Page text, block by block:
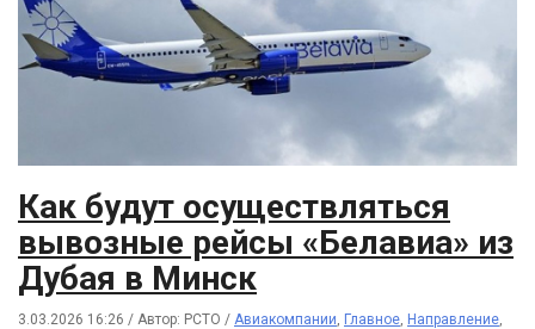
Как будут осуществляться
вывозные рейсы «Белавиа» из
Дубая в Минск
3.03.2026 16:26 / Автор: РСТО / Авиакомпании Главное Направление